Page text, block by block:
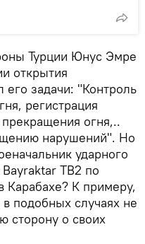
Турции Юнус Эмре
открытия
его задачи: "Контроль
регистрация
огня,..
нарушений". Но
ударного
TB2 по
Карабахе? К примеру,
подобных случаях не
сторону о своих